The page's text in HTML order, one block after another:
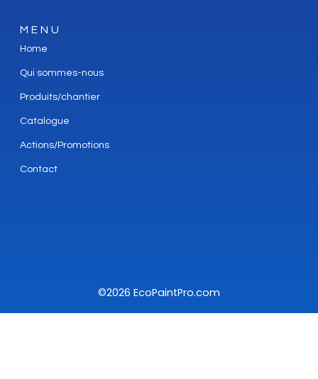
MENU
Home
Qui sommes-nous
Produits/chantier
Catalogue
Actions/Promotions
Contact
©2026 EcoPaintPro.com